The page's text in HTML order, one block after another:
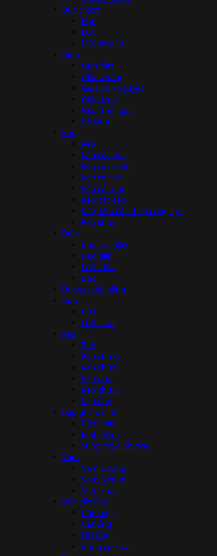
Đục & đột
Đục
Đột
Mũi lấy dấu
Giũa
Giũa dẹt
Giũa vuông
Giũa bán nguyệt
Giũa tròn
Giũa tam giác
Bộ giũa
Kéo
Kéo
Kéo cắt tôn
Kéo cắt cành
Kéo cắt tỉa
Kéo cắt ống
Kéo cắt cáp
Kéo, kìm cắt thép cộng lực
Kéo khác
Dao
Dao rọc giấy
Dao gấp
Lưỡi dao
Dao
Dụng cụ đa năng
Cưa
Cưa
Lưỡi cưa
Kẹp
Ê tô
Kẹp chữ C
Kẹp chữ F
Kẹp góc
Kẹp chữ A
Kẹp ống
Dập ghim, đinh
Dập ghim
Đinh ghim
Súng rút đinh rive
Vam
Vam 2 càng
Vam 3 càng
Vam khác
Uốn cắt ống
Uốn ống
Cắt ống
Nối ống
Dụng cụ khác